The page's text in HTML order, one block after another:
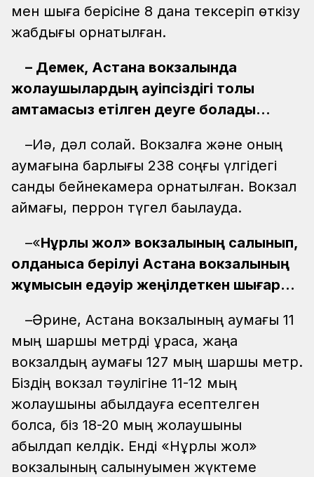
мен шыға берісіне 8 дана тексеріп өткізу
жабдығы орнатылған.
– Демек, Астана вокзалында
жолаушылардың қауіпсіздігі толық
қамтамасыз етілген деуге болады...
–Иә, дәл солай. Вокзалға және оның
аумағына барлығы 238 соңғы үлгідегі
сандық бейнекамера орнатылған. Вокзал
аймағы, перрон түгел бақылауда.
–«Нұрлы жол» вокзалының салынып,
қолданысқа берілуі Астана вокзалының
жұмысын едәуір жеңілдеткен шығар...
–Әрине, Астана вокзалының аумағы 11
мың шаршы метрді құраса, жаңа
вокзалдың аумағы 127 мың шаршы метр.
Біздің вокзал тәулігіне 11-12 мың
жолаушыны қабылдауға есептелген
болса, біз 18-20 мың жолаушыны
қабылдап келдік. Енді «Нұрлы жол»
вокзалының салынуымен жүктеме